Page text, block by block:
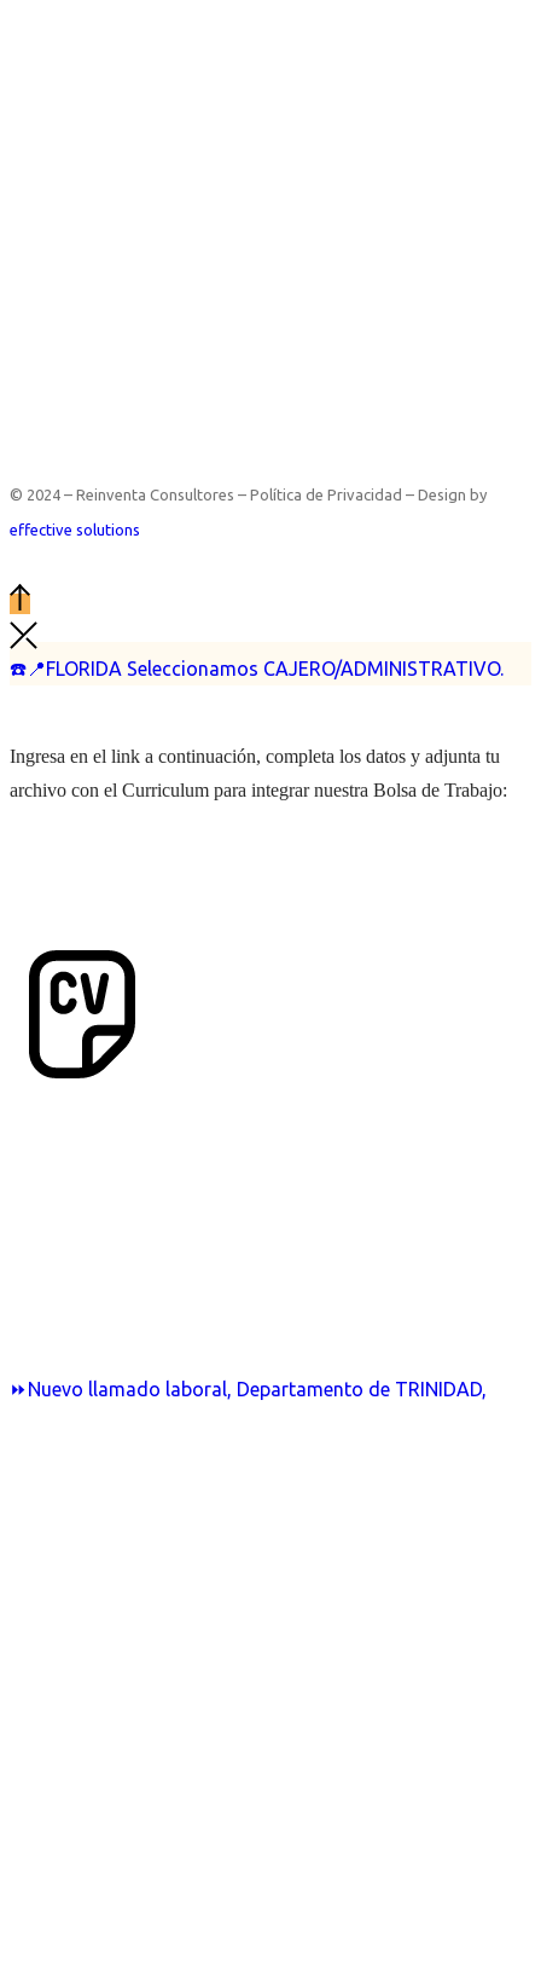
☎️📍FLORIDA Seleccionamos CAJERO/ADMINISTRATIVO.
⏩Nuevo llamado laboral, Departamento de TRINIDAD,
© 2024 – Reinventa Consultores – Política de Privacidad – Design by
effective solutions
Ingresa en el link a continuación, completa los datos y adjunta tu
archivo con el Curriculum para integrar nuestra Bolsa de Trabajo: